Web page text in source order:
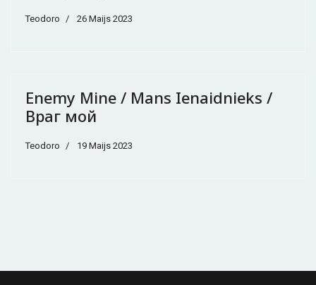
Teodoro 26 Maijs 2023
Enemy Mine / Mans Ienaidnieks /
Враг мой
Teodoro 19 Maijs 2023